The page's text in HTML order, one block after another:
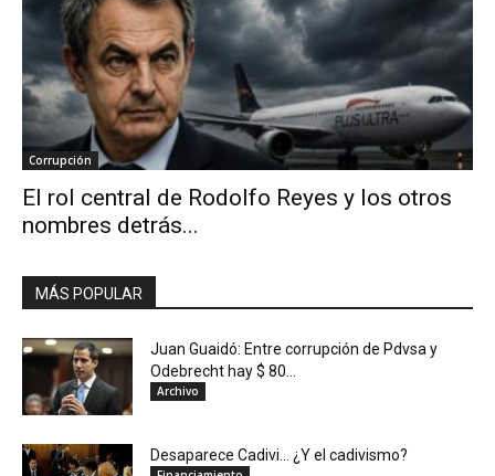
Digital
Corrupción
El rol central de Rodolfo Reyes y los otros
nombres detrás...
MÁS POPULAR
Juan Guaidó: Entre corrupción de Pdvsa y
Odebrecht hay $ 80...
Archivo
Desaparece Cadivi… ¿Y el cadivismo?